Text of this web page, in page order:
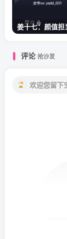
评论抢沙发
欢迎您留下